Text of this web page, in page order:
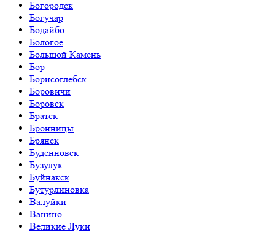
Богородск
Богучар
Бодайбо
Бологое
Большой Камень
Бор
Борисоглебск
Боровичи
Боровск
Братск
Бронницы
Брянск
Буденновск
Бузулук
Буйнакск
Бутурлиновка
Валуйки
Ванино
Великие Луки